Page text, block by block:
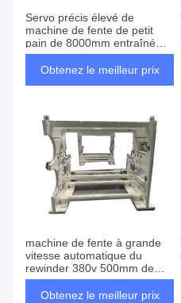
Servo précis élevé de
machine de fente de petit
pain de 8000mm entraîné
par un moteur électrique
Obtenez le meilleur prix
machine de fente à grande
vitesse automatique du
rewinder 380v 500mm de
5500mm à de 8000mm de
film automatique du petit pain
Obtenez le meilleur prix